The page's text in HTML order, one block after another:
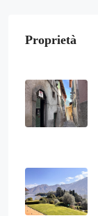
Proprietà